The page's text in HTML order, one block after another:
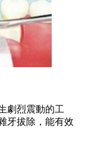
劇烈震動的工
牙拔除，能有效